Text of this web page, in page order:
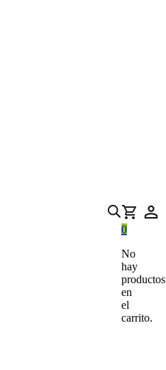
0
No
hay
productos
en
el
carrito.